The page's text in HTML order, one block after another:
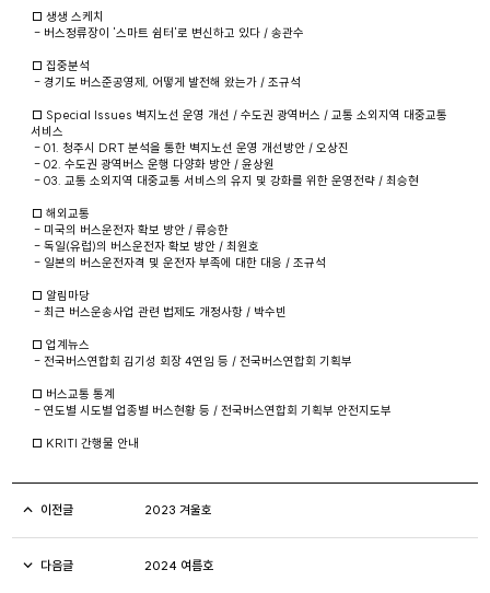
□ 생생 스케치
- 버스정류장이 '스마트 쉼터'로 변신하고 있다 / 송관수
□ 집중분석
- 경기도 버스준공영제, 어떻게 발전해 왔는가 / 조규석
□ Special Issues 벽지노선 운영 개선 / 수도권 광역버스 / 교통 소외지역 대중교통
서비스
- 01. 청주시 DRT 분석을 통한 벽지노선 운영 개선방안 / 오상진
- 02. 수도권 광역버스 운행 다양화 방안 / 윤상원
- 03. 교통 소외지역 대중교통 서비스의 유지 및 강화를 위한 운영전략 / 최승현
□ 해외교통
- 미국의 버스운전자 확보 방안 / 류승한
- 독일(유럽)의 버스운전자 확보 방안 / 최원호
- 일본의 버스운전자격 및 운전자 부족에 대한 대응 / 조규석
□ 알림마당
- 최근 버스운송사업 관련 법제도 개정사항 / 박수빈
□ 업계뉴스
- 전국버스연합회 김기성 회장 4연임 등 / 전국버스연합회 기획부
□ 버스교통 통계
- 연도별 시도별 업종별 버스현황 등 / 전국버스연합회 기획부 안전지도부
□ KRITI 간행물 안내
이전글 2023 겨울호
다음글 2024 여름호